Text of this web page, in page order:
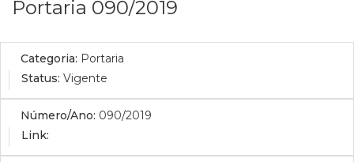
Portaria 090/2019
Categoria: Portaria
Status: Vigente
Número/Ano: 090/2019
Link: